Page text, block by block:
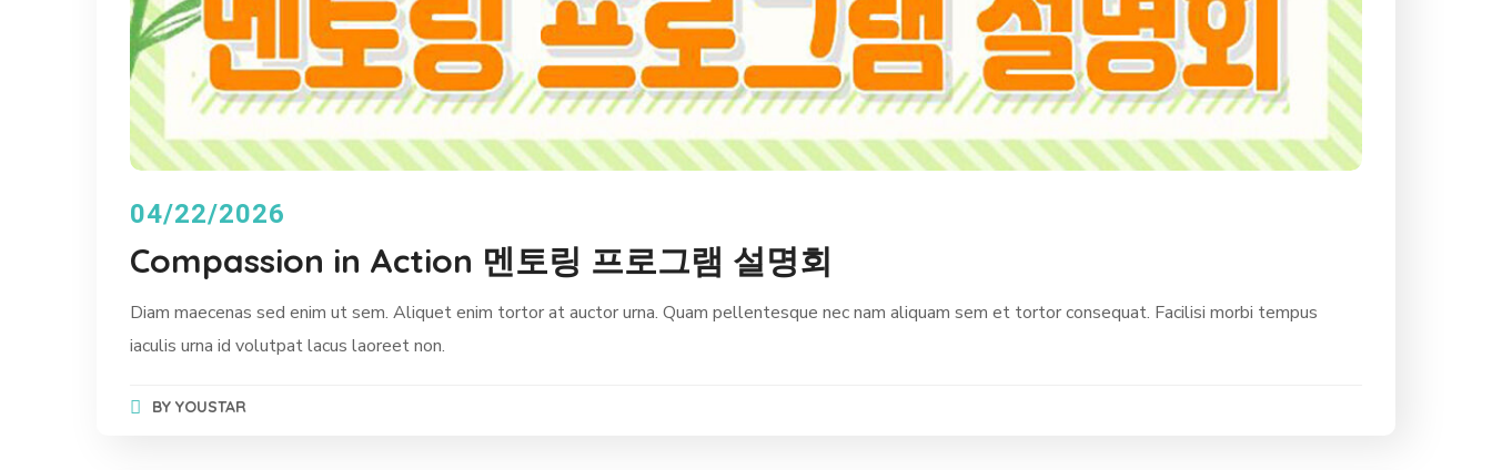
04/22/2026
Compassion in Action 멘토링 프로그램 설명회
Diam maecenas sed enim ut sem. Aliquet enim tortor at auctor urna. Quam pellentesque nec nam aliquam sem et tortor consequat. Facilisi morbi tempus
iaculis urna id volutpat lacus laoreet non.
BY YOUSTAR